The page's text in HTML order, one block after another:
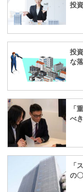
投
投
な
「
べ
「
の